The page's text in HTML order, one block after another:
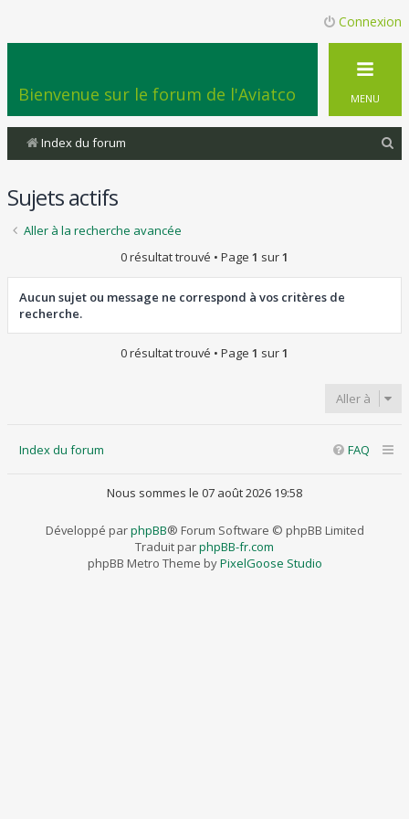
Connexion
Bienvenue sur le forum de l'Aviatco MENU
Index du forum
Sujets actifs
Aller à la recherche avancée
0 résultat trouvé • Page 1 sur1
Aucun sujet ou message ne correspond à vos critères de
recherche.
0 résultat trouvé • Page 1 sur1
Aller à
Index du forum FAQ
Nous sommes le 07 août 2026 19:58
Développé parphpBB® Forum Software © phpBB Limited
Traduit parphpBB-fr.com
phpBB Metro Theme byPixelGoose Studio